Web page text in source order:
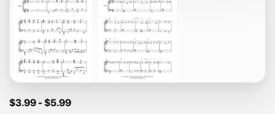
$3.99 -$5.99